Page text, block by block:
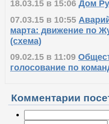
18.03.15 в 15:06 Дом
07.03.15 в 10:55
марта: движение по
(схема)
09.02.15 в 11:09
голосование по
Комментарии